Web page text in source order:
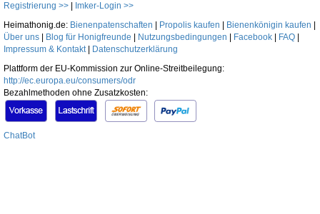
Registrierung >>
Imker-Login >>
Heimathonig.de: Bienenpatenschaften Propolis kaufen Bienenkönigin kaufen
Über uns
Blog für Honigfreunde Nutzungsbedingungen Facebook FAQ
Impressum & Kontakt|
Datenschutzerklärung
Plattform der EU-Kommission zur Online-Streitbeilegung:
http://ec.europa.eu/consumers/odr
Bezahlmethoden ohne Zusatzkosten:
ChatBot